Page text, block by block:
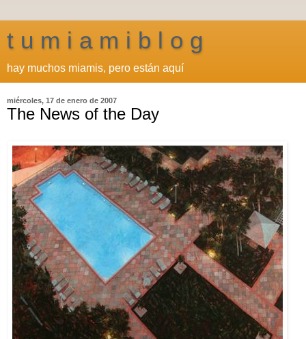
t u m i a m i b l o g
hay muchos miamis, pero están aquí
miércoles, 17 de enero de 2007
The News of the Day